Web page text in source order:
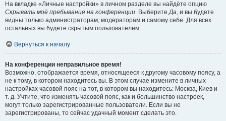
На вкладке «Личные настройки» в личном разделе вы найдёте опцию
Скрывать моё пребывание на конференции. ВыберитеДа, и вы будете
видны только администраторам, модераторам и самому себе. Для всех
остальных вы будете скрытым пользователем.
Вернуться к началу
На конференции неправильное время!
Возможно, отображается время, относящееся к другому часовому поясу, а
не к тому, в котором находитесь вы. В этом случае измените в личных
настройках часовой пояс на тот, в котором вы находитесь: Москва, Киев и
т. д. Учтите, что изменять часовой пояс, как и большинство настроек,
могут только зарегистрированные пользователи. Если вы не
зарегистрированы, то сейчас удачный момент сделать это.